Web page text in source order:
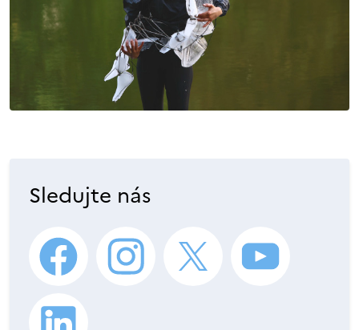
Sledujte nás